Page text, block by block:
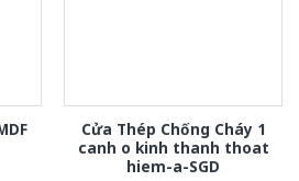
Cửa Thép Chống Cháy 1
canh o kinh thanh thoat
hiem-a-SGD